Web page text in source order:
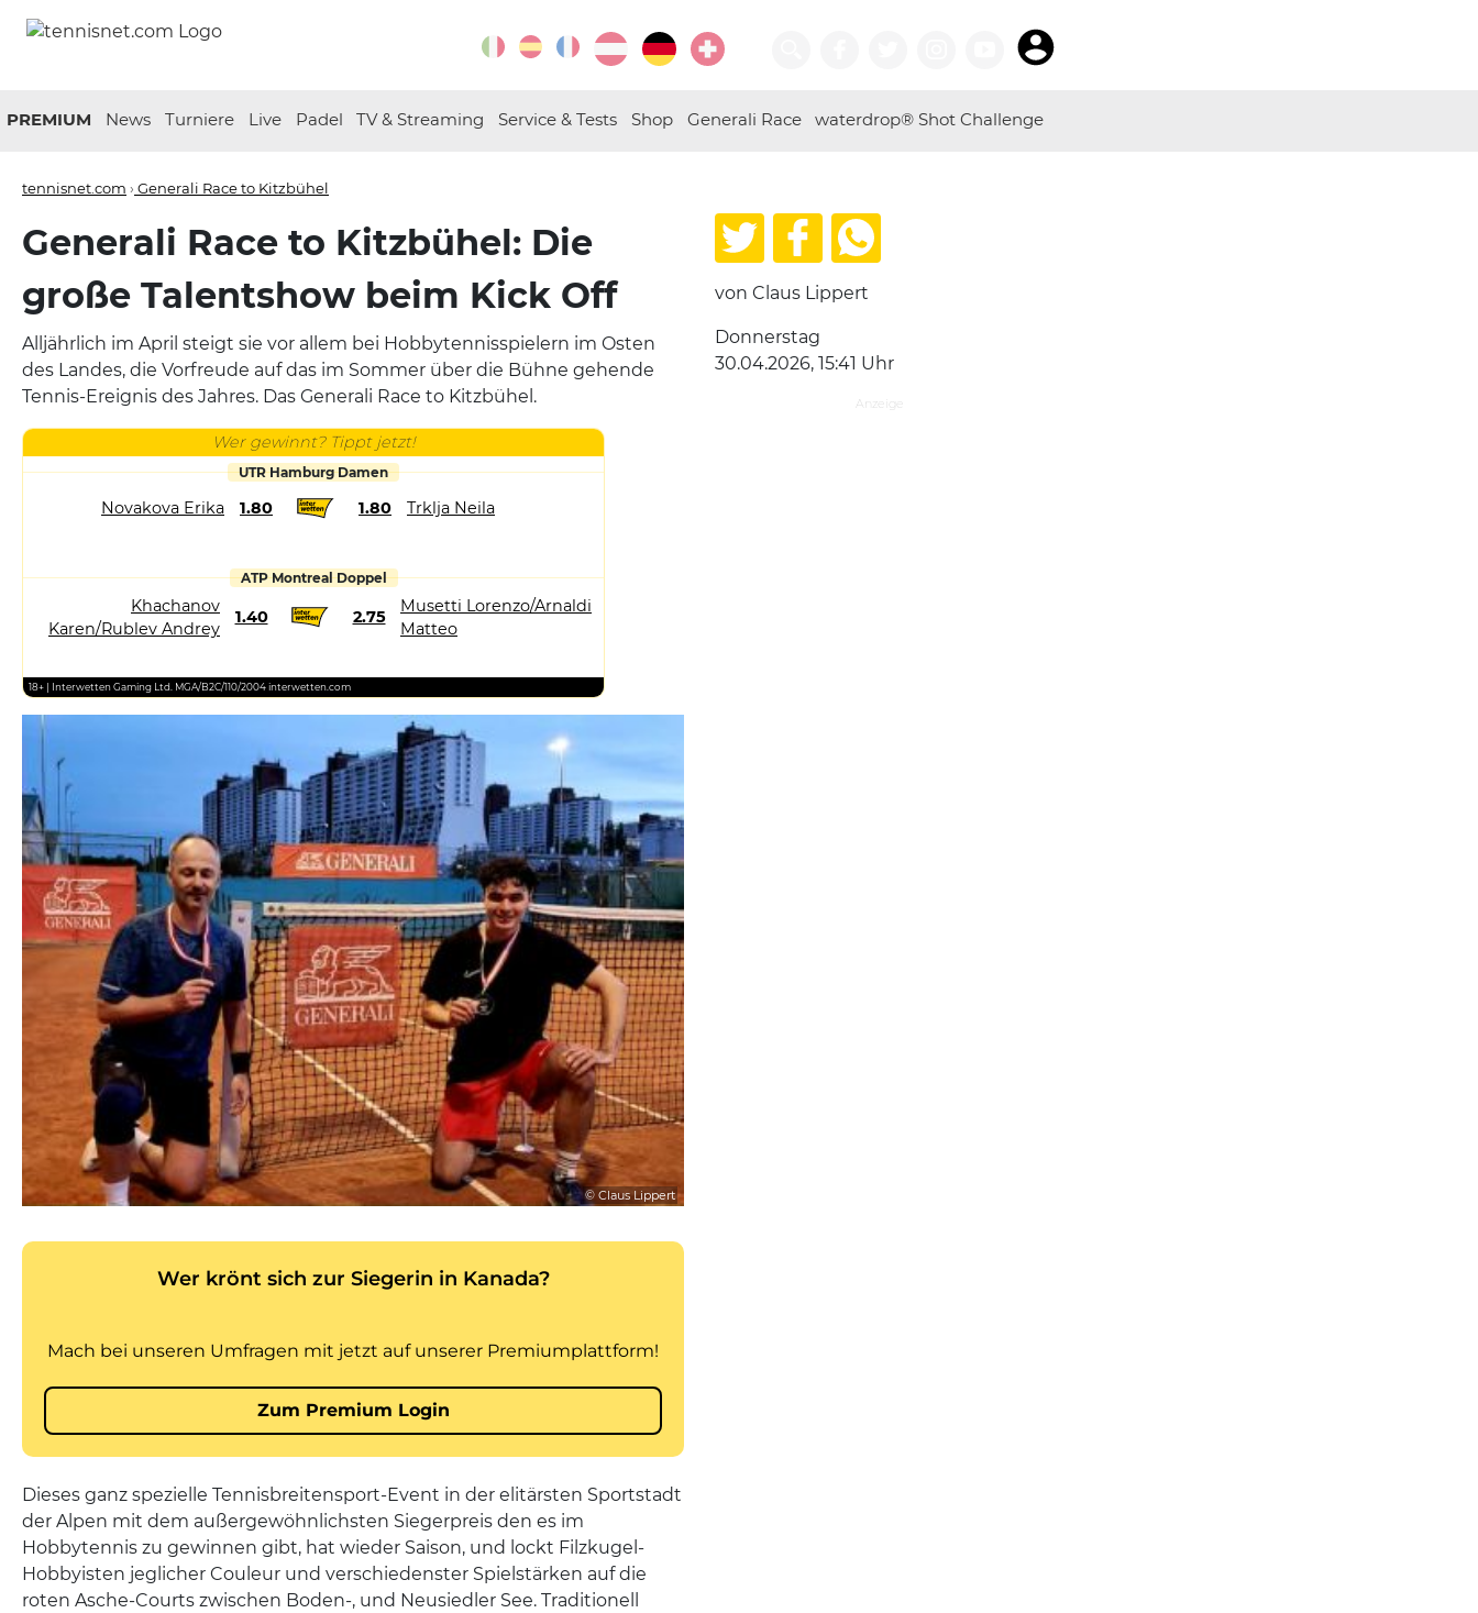
PREMIUM News Turniere Live Padel TV & Streaming Service & Tests Shop Generali Race waterdrop® Shot Challenge
tennisnet.com › Generali Race to Kitzbühel
Generali Race to Kitzbühel: Die
große Talentshow beim Kick Off
Alljährlich im April steigt sie vor allem bei Hobbytennisspielern im Osten
des Landes, die Vorfreude auf das im Sommer über die Bühne gehende
Tennis-Ereignis des Jahres. Das Generali Race to Kitzbühel.
Wer gewinnt? Tippt jetzt!
UTR Hamburg Damen
Novakova Erika 1.80 1.80 Trklja Neila
ATP Montreal Doppel
Khachanov
Karen/Rublev Andrey
1.40 2.75
Musetti Lorenzo/Arnaldi
Matteo
18+ | Interwetten Gaming Ltd. MGA/B2C/110/2004 interwetten.com
© Claus Lippert
Dieses ganz spezielle Tennisbreitensport-Event in der elitärsten Sportstadt
der Alpen mit dem außergewöhnlichsten Siegerpreis den es im
Hobbytennis zu gewinnen gibt, hat wieder Saison, und lockt Filzkugel-
Hobbyisten jeglicher Couleur und verschiedenster Spielstärken auf die
roten Asche-Courts zwischen Boden-, und Neusiedler See. Traditionell
von Claus Lippert
Donnerstag
30.04.2026, 15:41 Uhr